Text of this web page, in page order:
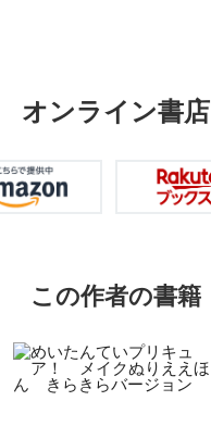
オンライン書店
この作者の書籍